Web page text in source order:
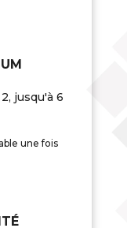
jusqu'à 6
une fois